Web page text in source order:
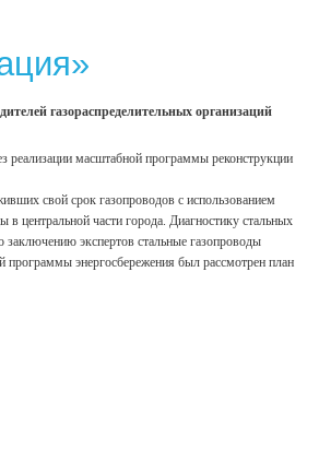
газораспределительных организаций
реализации масштабной программы реконструкции
свой срок газопроводов с использованием
центральной части города. Диагностику стальных
заключению экспертов стальные газопроводы
программы энергосбережения был рассмотрен план